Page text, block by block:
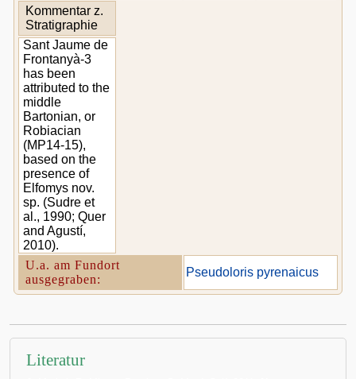
Kommentar z.
Stratigraphie
Sant Jaume de
Frontanyà-3
has been
attributed to the
middle
Bartonian, or
Robiacian
(MP14-15),
based on the
presence of
Elfomys nov.
sp. (Sudre et
al., 1990; Quer
and Agustí,
2010).
U.a. am Fundort
ausgegraben:
Pseudoloris pyrenaicus
Literatur